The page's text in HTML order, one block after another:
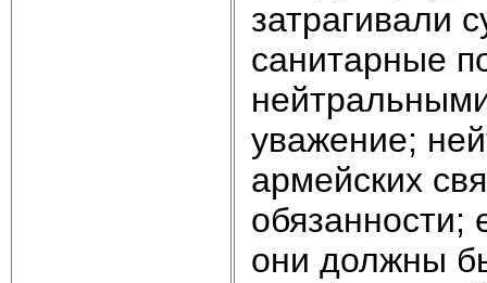
затрагивали
санитарные
уважение;
армейских
обязанности;
они должны